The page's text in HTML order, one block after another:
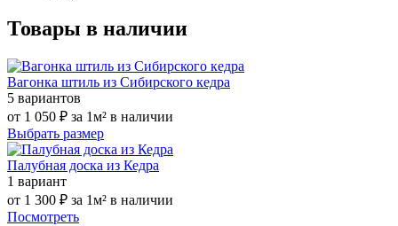
Товары в наличии
Вагонка штиль из Сибирского кедра
5 вариантов
от 1 050 ₽ за 1м² в наличии
Выбрать размер
Палубная доска из Кедра
1 вариант
от 1 300 ₽ за 1м² в наличии
Посмотреть